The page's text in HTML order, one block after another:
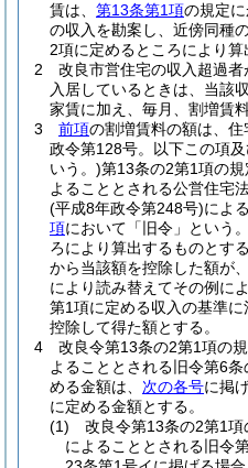
賃は、 第13条第1項の規定
の収入を勘案し、近傍同種
2項に定めるところにより算
2
改良市営住宅の収入超過
入居しているときは、当該
家賃に加え、毎月、割増賃
3
前項の割増賃料の額は、
政令第128号。以下この項
いう。)第13条の2第1項の
よることとされる公営住宅
(平成8年政令第248号)によ
項において「旧令」という
ろにより算出するものとする
から当該額を控除した額が
により読み替えてその例に
第1項に定める収入の基準
控除して得た額とする。
4
改良令第13条の2第1項の
よることとされる旧令第6
める金額は、 次の各号に掲
に定める金額とする。
(1)
改良令第13条の2第1項
によることとされる旧令